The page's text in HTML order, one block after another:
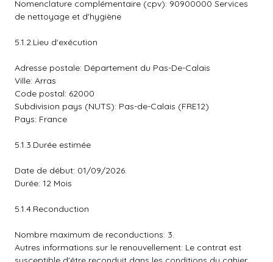
Nomenclature complémentaire (cpv): 90900000 Services
de nettoyage et d'hygiène
5.1.2.Lieu d'exécution
Adresse postale: Département du Pas-De-Calais
Ville: Arras
Code postal: 62000
Subdivision pays (NUTS): Pas-de-Calais (FRE12)
Pays: France
5.1.3.Durée estimée
Date de début: 01/09/2026.
Durée: 12 Mois
5.1.4.Reconduction
Nombre maximum de reconductions: 3.
Autres informations sur le renouvellement: Le contrat est